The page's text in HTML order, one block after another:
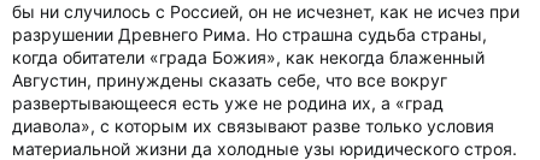
бы ни случилось с Россией, он не исчезнет, как не исчез при
разрушении Древнего Рима. Но страшна судьба страны,
когда обитатели «града Божия», как некогда блаженный
Августин, принуждены сказать себе, что все вокруг
развертывающееся есть уже не родина их, а «град
диавола», с которым их связывают разве только условия
материальной жизни да холодные узы юридического строя.